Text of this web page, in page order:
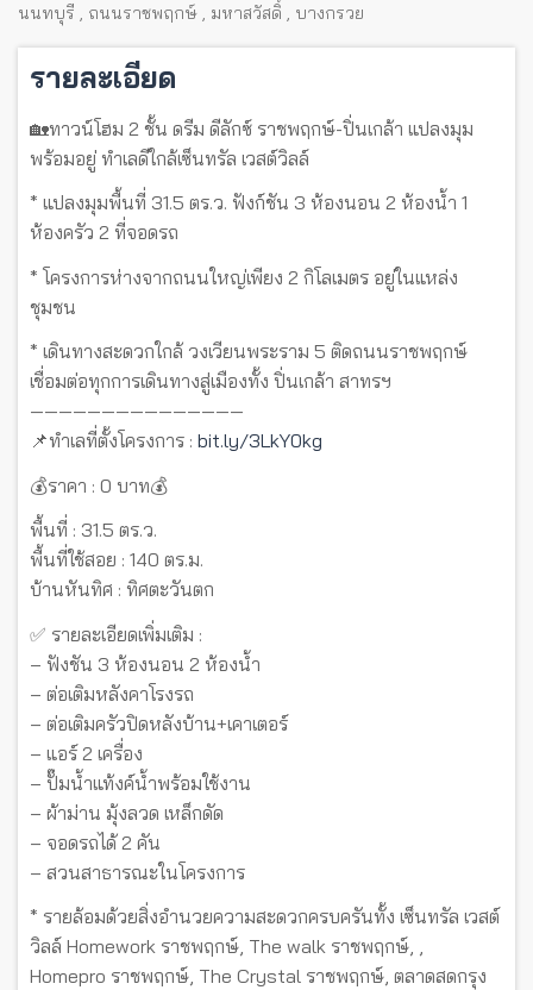
นนทบุรี , ถนนราชพฤกษ์ , มหาสวัสดิ์ , บางกรวย
รายละเอียด
🏡ทาวน์โฮม 2 ชั้น ดรีม ดีลักซ์ ราชพฤกษ์-ปิ่นเกล้า แปลงมุม
พร้อมอยู่ ทำเลดีใกล้เซ็นทรัล เวสต์วิลล์
* แปลงมุมพื้นที่ 31.5 ตร.ว. ฟังก์ชัน 3 ห้องนอน 2 ห้องน้ำ 1
ห้องครัว 2 ที่จอดรถ
* โครงการห่างจากถนนใหญ่เพียง 2 กิโลเมตร อยู่ในแหล่ง
ชุมชน
* เดินทางสะดวกใกล้ วงเวียนพระราม 5 ติดถนนราชพฤกษ์
เชื่อมต่อทุกการเดินทางสู่เมืองทั้ง ปิ่นเกล้า สาทรฯ
———————————————
📌ทำเลที่ตั้งโครงการ : bit.ly/3LkY0kg
💰ราคา : 0 บาท💰
พื้นที่ : 31.5 ตร.ว.
พื้นที่ใช้สอย : 140 ตร.ม.
บ้านหันทิศ : ทิศตะวันตก
✅ รายละเอียดเพิ่มเติม :
– ฟังชัน 3 ห้องนอน 2 ห้องน้ำ
– ต่อเติมหลังคาโรงรถ
– ต่อเติมครัวปิดหลังบ้าน+เคาเตอร์
– แอร์ 2 เครื่อง
– ปั๊มน้ำแท้งค์น้ำพร้อมใช้งาน
– ผ้าม่าน มุ้งลวด เหล็กดัด
– จอดรถได้ 2 คัน
– สวนสาธารณะในโครงการ
* รายล้อมด้วยสิ่งอำนวยความสะดวกครบครันทั้ง เซ็นทรัล เวสต์
วิลล์ Homework ราชพฤกษ์, The walk ราชพฤกษ์, ,
Homepro ราชพฤกษ์, The Crystal ราชพฤกษ์, ตลาดสดกรุง